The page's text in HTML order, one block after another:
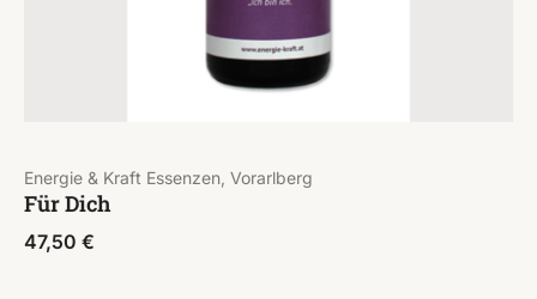
Energie & Kraft Essenzen, Vorarlberg
Für Dich
47,50 €